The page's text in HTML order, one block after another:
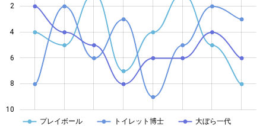
2
4
6
8
10
プレイボール トイレット博士 大ぼら一代